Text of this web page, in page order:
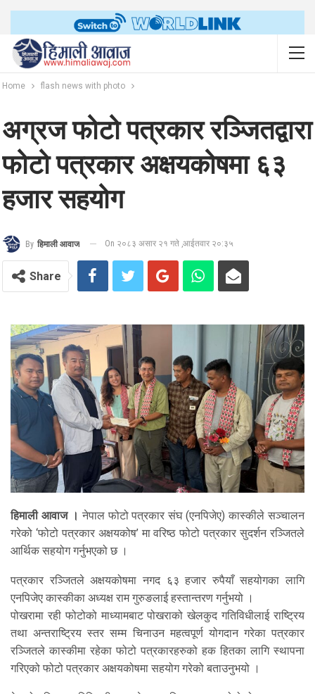
Home flash news with photo
अग्रज फोटो पत्रकार रञ्जितद्वारा
फोटो पत्रकार अक्षयकोषमा ६३
हजार सहयोग
By हिमाली आवाज On २०८३ असार २१ गते ,आईतवार २०:३५
Share
हिमाली आवाज । नेपाल फोटो पत्रकार संघ (एनपिजेए) कास्कीले सञ्चालन
गरेको ‘फोटो पत्रकार अक्षयकोष’ मा वरिष्ठ फोटो पत्रकार सुदर्शन रञ्जितले
आर्थिक सहयोग गर्नुभएको छ ।
पत्रकार रञ्जितले अक्षयकोषमा नगद ६३ हजार रुपैयाँ सहयोगका लागि
एनपिजेए कास्कीका अध्यक्ष राम गुरुङलाई हस्तान्तरण गर्नुभयो ।
पोखरामा रही फोटोको माध्यामबाट पोखराको खेलकुद गतिविधीलाई राष्ट्रिय
तथा अन्तराष्ट्रिय स्तर सम्म चिनाउन महत्वपूर्ण योगदान गरेका पत्रकार
रञ्जितले कास्कीमा रहेका फोटो पत्रकारहरुको हक हितका लागि स्थापना
गरिएको फोटो पत्रकार अक्षयकोषमा सहयोग गरेको बताउनुभयो ।